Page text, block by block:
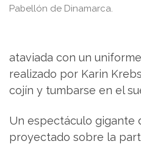
Pabellón de Dinamarca.
ataviada con un
realizado por Karin
cojín y tumbarse en el
Un espectáculo gigante
proyectado sobre la